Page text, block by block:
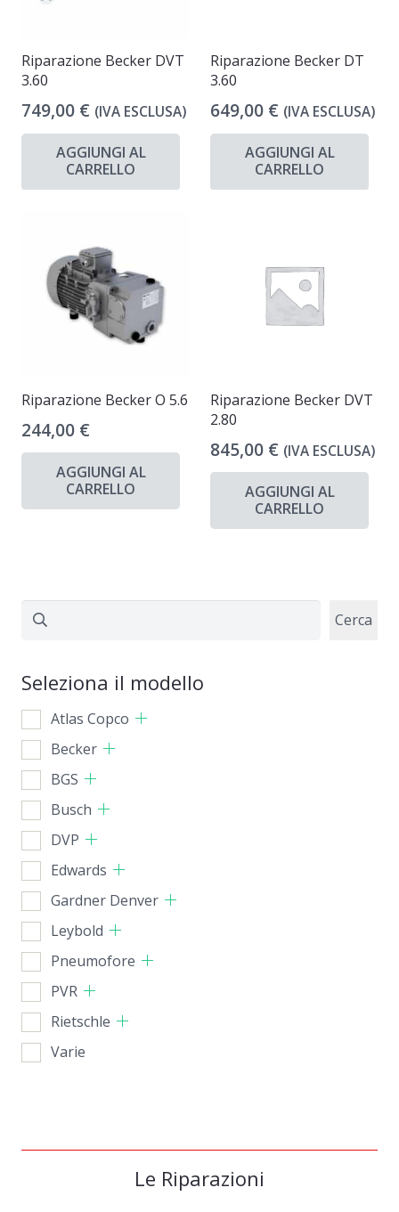
Riparazione Becker DVT
3.60
749,00 € (IVA ESCLUSA)
AGGIUNGI AL
CARRELLO
Riparazione Becker DT
3.60
649,00 € (IVA ESCLUSA)
AGGIUNGI AL
CARRELLO
Riparazione Becker O 5.6
244,00 €
AGGIUNGI AL
CARRELLO
Riparazione Becker DVT
2.80
845,00 € (IVA ESCLUSA)
AGGIUNGI AL
CARRELLO
Cerca Cerca
Seleziona il modello
Atlas Copco
Becker
BGS
Busch
DVP
Edwards
Gardner Denver
Leybold
Pneumofore
PVR
Rietschle
Varie
Le Riparazioni